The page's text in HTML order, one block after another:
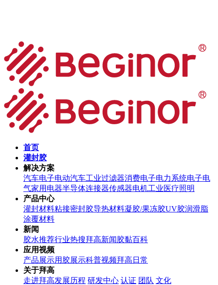
首页
灌封胶
解决方案
汽车电子电动汽车工业过滤器消费电子电力系统电子电
气家用电器半导体连接器传感器电机工业医疗照明
产品中心
灌封材料粘接密封胶导热材料凝胶/果冻胶UV胶润滑脂
涂覆材料
新闻
胶水推荐行业热搜拜高新闻胶黏百科
应用视频
产品展示用胶展示科普视频拜高日常
关于拜高
走进拜高发展历程 研发中心 认证 团队 文化